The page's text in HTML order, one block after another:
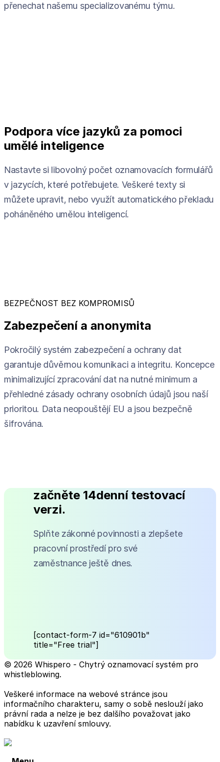
přenechat našemu specializovanému týmu.
Podpora více jazyků za pomoci
umělé inteligence
Nastavte si libovolný počet oznamovacích formulářů
v jazycích, které potřebujete. Veškeré texty si
můžete upravit, nebo využít automatického překladu
poháněného umělou inteligencí.
BEZPEČNOST BEZ KOMPROMISŮ
Zabezpečení a anonymita
Pokročilý systém zabezpečení a ochrany dat
garantuje důvěrnou komunikaci a integritu. Koncepce
minimalizující zpracování dat na nutné minimum a
přehledné zásady ochrany osobních údajů jsou naší
prioritou. Data neopouštějí EU a jsou bezpečně
šifrována.
začněte 14denní testovací
verzi.
Splňte zákonné povinnosti a zlepšete
pracovní prostředí pro své
zaměstnance ještě dnes.
[contact-form-7 id="610901b"
title="Free trial"]
© 2026 Whispero - Chytrý oznamovací systém pro
whistleblowing.
Veškeré informace na webové stránce jsou
informačního charakteru, samy o sobě neslouží jako
právní rada a nelze je bez dalšího považovat jako
nabídku k uzavření smlouvy.